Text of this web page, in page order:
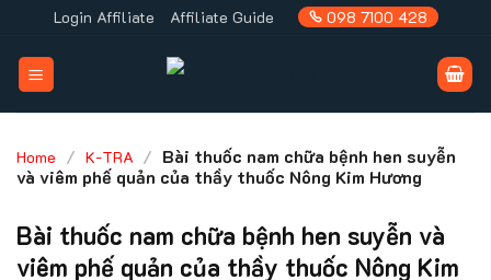
to
content
Login Affiliate Affiliate Guide 098 7100 428
Home / K-TRA / Bài thuốc nam chữa bệnh hen suyễn
và viêm phế quản của thầy thuốc Nông Kim Hương
Bài thuốc nam chữa bệnh hen suyễn và
viêm phế quản của thầy thuốc Nông Kim